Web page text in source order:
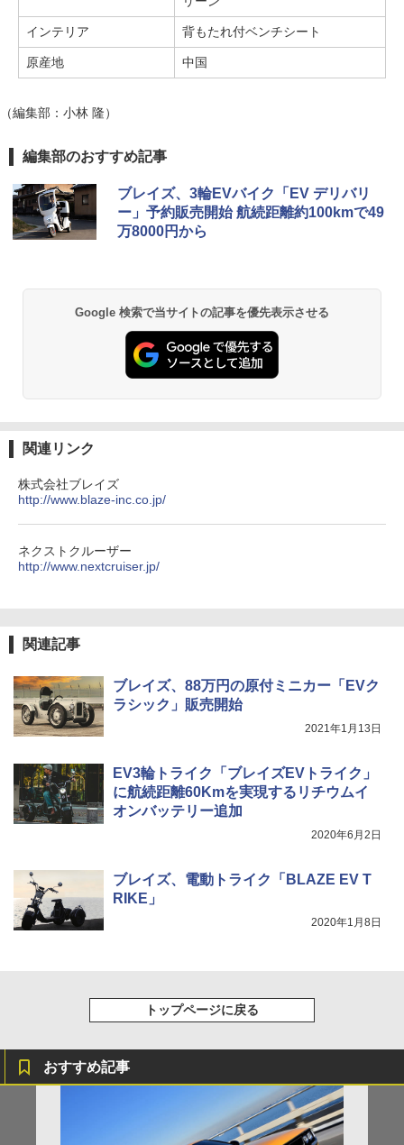
インテリア 背もたれ付ベンチシート
原産地 中国
（編集部：小林 隆）
編集部のおすすめ記事
ブレイズ、3輪EVバイク「EV デリバリ
ー」予約販売開始 航続距離約100kmで49
万8000円から
Google 検索で当サイトの記事を優先表示させる
関連リンク
株式会社ブレイズ
http://www.blaze-inc.co.jp/
ネクストクルーザー
http://www.nextcruiser.jp/
関連記事
ブレイズ、88万円の原付ミニカー「EVク
ラシック」販売開始
2021年1月13日
EV3輪トライク「ブレイズEVトライク」
に航続距離60Kmを実現するリチウムイ
オンバッテリー追加
2020年6月2日
ブレイズ、電動トライク「BLAZE EV T
RIKE」
2020年1月8日
トップページに戻る
おすすめ記事